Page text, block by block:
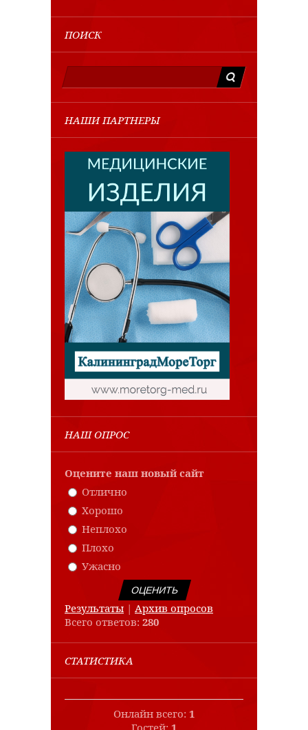
ПОИСК
НАШИ ПАРТНЕРЫ
НАШ ОПРОС
Оцените наш новый сайт
Отлично
Хорошо
Неплохо
Плохо
Ужасно
Результаты | Архив опросов
Всего ответов: 280
СТАТИСТИКА
Онлайн всего: 1
Гостей: 1